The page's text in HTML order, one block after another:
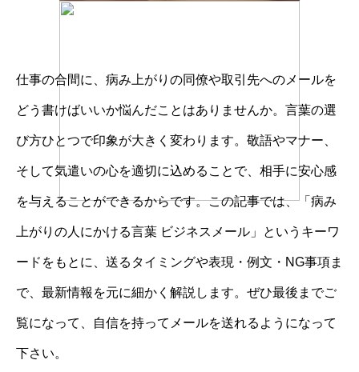
仕事の合間に、病み上がりの同僚や取引先へのメールを
どう書けばいいか悩んだことはありませんか。言葉の選
び方ひとつで印象が大きく変わります。敬語やマナー、
そして気遣いの心を適切に込めることで、相手に安心感
を与えることができるからです。この記事では、「病み
上がりの人にかける言葉 ビジネスメール」というキーワ
ードをもとに、送るタイミングや表現・例文・NG事項ま
で、最新情報を元に細かく解説します。ぜひ最後までご
覧になって、自信を持ってメールを送れるようになって
下さい。